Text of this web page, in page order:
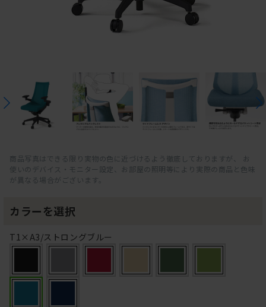
商品写真はできる限り実物の色に近づけるよう徹底しておりますが、 お
使いのデバイス・モニター設定、お部屋の照明等により実際の商品と色味
が異なる場合がございます。
カラーを選択
T1×A3/ストロングブルー